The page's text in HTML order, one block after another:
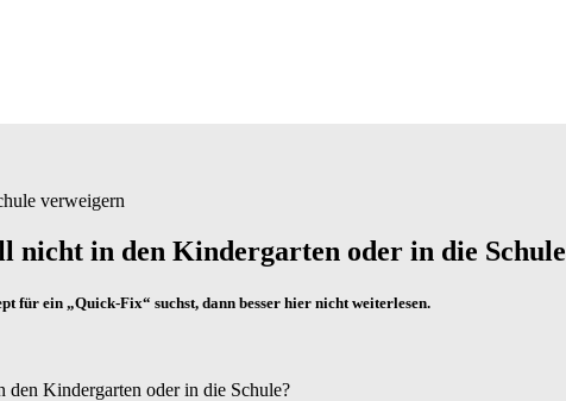
nicht in den Kindergarten oder in die Schule
für ein „Quick-Fix“ suchst, dann besser hier nicht weiterlesen.
Kindergarten oder in die Schule?